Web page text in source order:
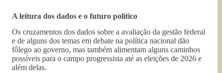
A leitura dos dados e o futuro político
Os cruzamentos dos dados sobre a avaliação da gestão federal
e de alguns dos temas em debate na política nacional dão
fôlego ao governo, mas também alimentam alguns caminhos
possíveis para o campo progressista até as eleições de 2026 e
além delas.